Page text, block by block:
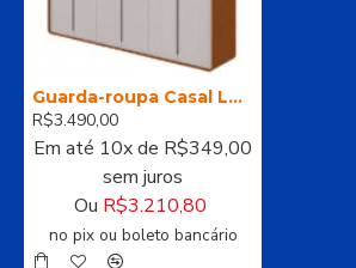
Guarda-roupa Casal Loop 6 Portas 100% MDF Amêndoa Clean/off white
R$3.490,00
Em até 10x de R$349,00
sem juros
Ou R$3.210,80
no pix ou boleto bancário